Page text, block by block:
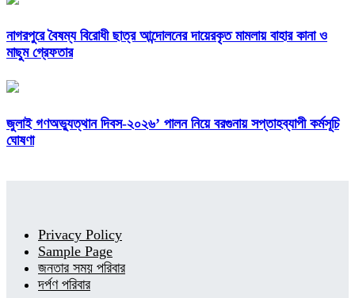
নাগরপুরে বৈষম্য বিরোধী ছাত্র আন্দোলনের দায়েরকৃত মামলায় বাহার কানা ও
মাছুম গ্রেফতার
জুলাই গণঅভ্যুত্থান দিবস-২০২৬’ পালন নিয়ে বরগুনায় সপ্তাহব্যাপী কর্মসূচি
ঘোষণা
Privacy Policy
Sample Page
জনতার সময় পরিবার
দর্পণ পরিবার